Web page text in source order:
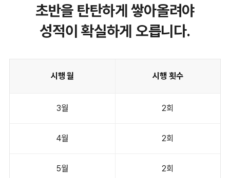
초반을 탄탄하게 쌓아올려야
성적이 확실하게 오릅니다.
시행 월 시행 횟수
3월 2회
4월 2회
5월 2회